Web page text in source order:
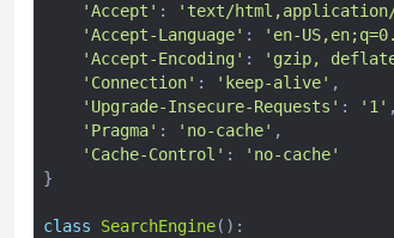
'Accept' : 'text/
'Accept-Language' : 'en-
'Accept-Encoding' : 'gzip,
'Connection' : 'keep-alive' ,
'Upgrade-Insecure-Requests' : '1' ,
'Pragma' : 'no-cache' ,
'Cache-Control' :
'no-cache'
}
class SearchEngine():